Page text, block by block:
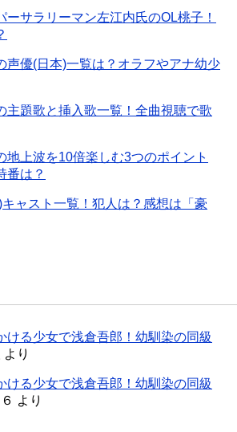
ーサラリーマン左江内氏のOL桃子！
声優(日本)一覧は？オラフやアナ幼少
主題歌と挿入歌一覧！全曲視聴で歌
地上波を10倍楽しむ3つのポイント
番は？
ャスト一覧！犯人は？感想は「豪
ける少女で浅倉吾郎！幼馴染の同級
より
ける少女で浅倉吾郎！幼馴染の同級
より